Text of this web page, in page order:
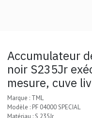
Accumulateur
noir S235Jr
mesure, cuve
Marque : TML
Modèle : PF 04000 SPECIAL